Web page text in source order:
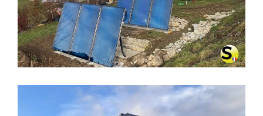
CHAUFFAGE SOLAIRE SOLISART À
LA LATETTE (39250)